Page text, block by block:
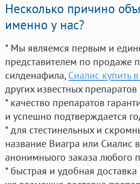
Несколько причино
именно у нас?
* Мы являемся первым и
представителем по продаже
силденафила, Сиалис купить
других известных препаратов
* качество препаратов
и успешно подтверждается
* для стестинельных и
название Виагра или Сиалис
анонимныого заказа любого
* быстрая и удобная